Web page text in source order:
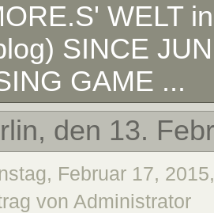
WELT
SINCE
GAME ...
den 13.
Februar 17,
von Administrator